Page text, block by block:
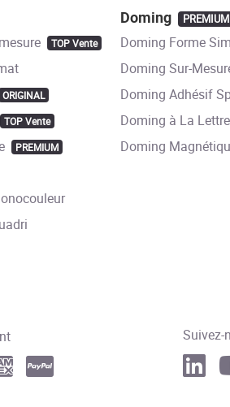
TOP Vente
ORIGINAL
TOP Vente
PREMIUM
Doming PREMIUM
Doming Forme
Doming Sur-
Doming Adhésif
Doming à La Lettre
Doming
Suivez-